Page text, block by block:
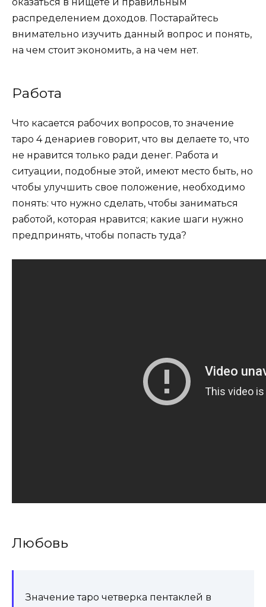
распределением доходов. Постарайтесь
внимательно изучить данный вопрос и понять,
на чем стоит экономить, а на чем нет.
Работа
Что касается рабочих вопросов, то значение
таро 4 денариев говорит, что вы делаете то, что
не нравится только ради денег. Работа и
ситуации, подобные этой, имеют место быть, но
чтобы улучшить свое положение, необходимо
понять: что нужно сделать, чтобы заниматься
работой, которая нравится; какие шаги нужно
предпринять, чтобы попасть туда?
Любовь
Значение таро четверка пентаклей в